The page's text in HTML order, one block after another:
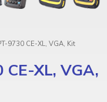
9730 CE-XL, VGA, Kit
XL, VGA,